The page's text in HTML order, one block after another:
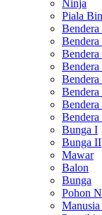
Ninja
Piala
Bendera
Bendera
Bendera
Bendera
Bendera
Bendera
Bendera
Bendera
Bunga I
Bunga II
Mawar
Balon
Bunga
Pohon
Manusia